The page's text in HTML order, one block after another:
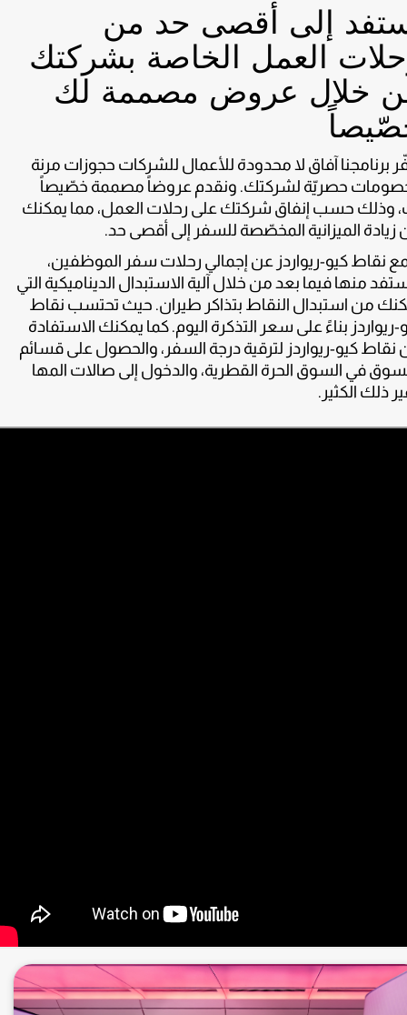
إلى أقصى حد من
العمل الخاصة بشركتك
خلال عروض مصممة لك
برنامجنا آفاق لا محدودة للأعمال للشركات حجوزات مرنة
حصريّة لشركتك. ونقدم عروضاً مصممة خصّيصاً
وذلك حسب إنفاق شركتك على رحلات العمل، مما يمكنك
زيادة الميزانية المخصّصة للسفر إلى أقصى حد.
نقاط كيو-ريواردز عن إجمالي رحلات سفر الموظفين،
منها فيما بعد من خلال آلية الاستبدال الديناميكية التي
من استبدال النقاط بتذاكر طيران. حيث تحتسب نقاط
ريواردز بناءً على سعر التذكرة اليوم. كما يمكنك الاستفادة
نقاط كيو-ريواردز لترقية درجة السفر، والحصول على قسائم
في السوق الحرة القطرية، والدخول إلى صالات المها
ذلك الكثير.